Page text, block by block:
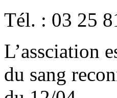
Tél. : 03 25
L’assciation
du sang